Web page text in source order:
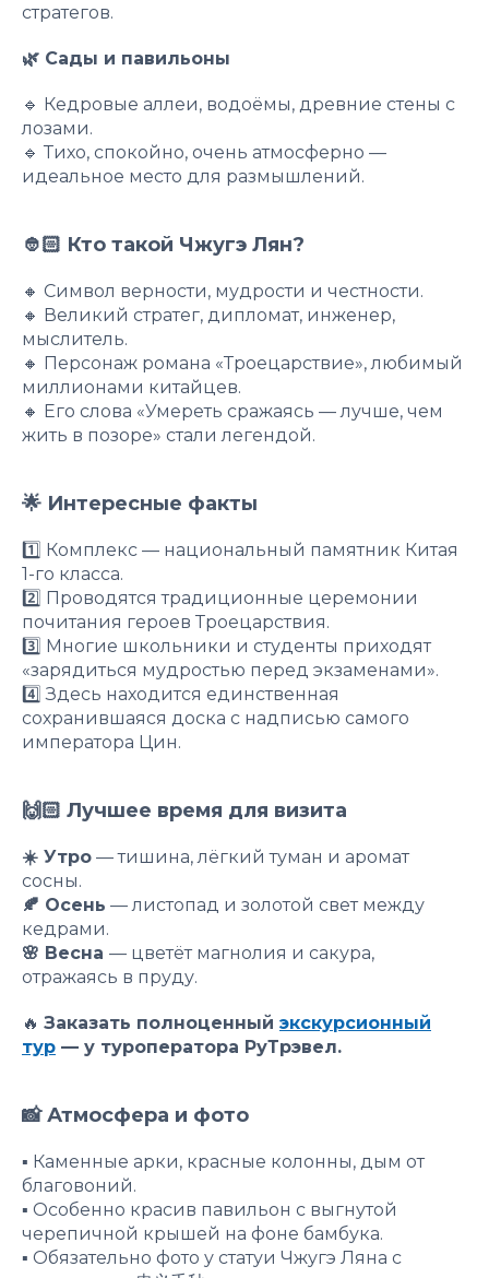
стратегов.
🌿 Сады и павильоны
🔹 Кедровые аллеи, водоёмы, древние стены с
лозами.
🔹 Тихо, спокойно, очень атмосферно —
идеальное место для размышлений.
👲🏻 Кто такой Чжугэ Лян?
🔸 Символ верности, мудрости и честности.
🔸 Великий стратег, дипломат, инженер,
мыслитель.
🔸 Персонаж романа «Троецарствие», любимый
миллионами китайцев.
🔸 Его слова «Умереть сражаясь — лучше, чем
жить в позоре» стали легендой.
🌟 Интересные факты
1️⃣ Комплекс — национальный памятник Китая
1-го класса.
2️⃣ Проводятся традиционные церемонии
почитания героев Троецарствия.
3️⃣ Многие школьники и студенты приходят
«зарядиться мудростью перед экзаменами».
4️⃣ Здесь находится единственная
сохранившаяся доска с надписью самого
императора Цин.
🙌🏻 Лучшее время для визита
☀️ Утро — тишина, лёгкий туман и аромат
сосны.
🍂 Осень — листопад и золотой свет между
кедрами.
🌸 Весна — цветёт магнолия и сакура,
отражаясь в пруду.
🔥 Заказать полноценный экскурсионный
тур — у туроператора РуТрэвел.
📸 Атмосфера и фото
▪️ Каменные арки, красные колонны, дым от
благовоний.
▪️ Особенно красив павильон с выгнутой
черепичной крышей на фоне бамбука.
▪️ Обязательно фото у статуи Чжугэ Ляна с